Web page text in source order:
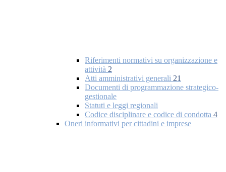
Riferimenti normativi su organizzazione e
attività 2
Atti amministrativi generali 21
Documenti di programmazione strategico-
gestionale
Statuti e leggi regionali
Codice disciplinare e codice di condotta 4
Oneri informativi per cittadini e imprese